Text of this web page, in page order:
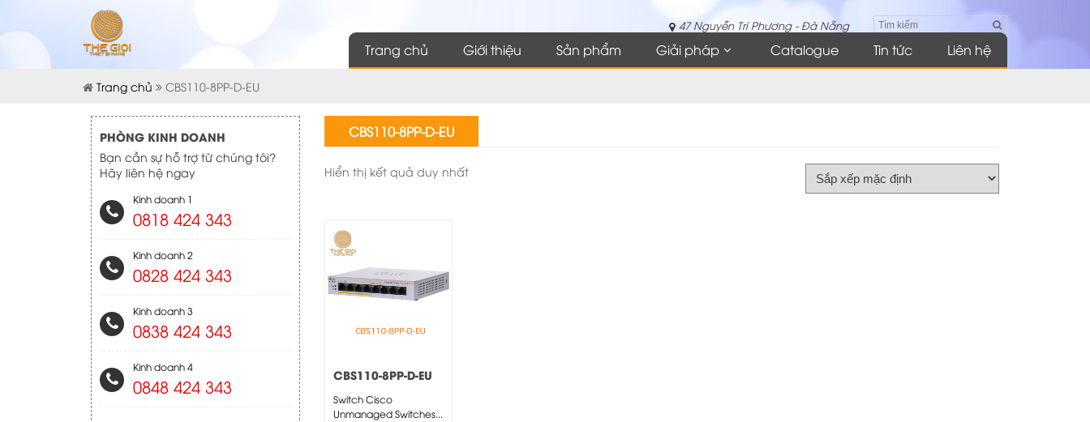
47 Nguyễn Tri Phương - Đà Nẵng
Trang chủ Giới thiệu Sản phẩm Giải pháp Catalogue Tin tức Liên hệ
Trang chủ CBS110-8PP-D-EU
PHÒNG KINH DOANH
Bạn cần sự hỗ trợ từ chúng tôi?
Hãy liên hệ ngay
Kinh doanh 1
0818 424 343
Kinh doanh 2
0828 424 343
Kinh doanh 3
0838 424 343
Kinh doanh 4
0848 424 343
CBS110-8PP-D-EU
Hiển thị kết quả duy nhất
CBS110-8PP-D-EU
Switch Cisco
Unmanaged Switches...